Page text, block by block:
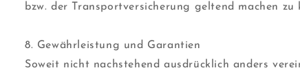
bzw. der Transportversicherung geltend machen zu
8. Gewährleistung und Garantien
Soweit nicht nachstehend ausdrücklich anders